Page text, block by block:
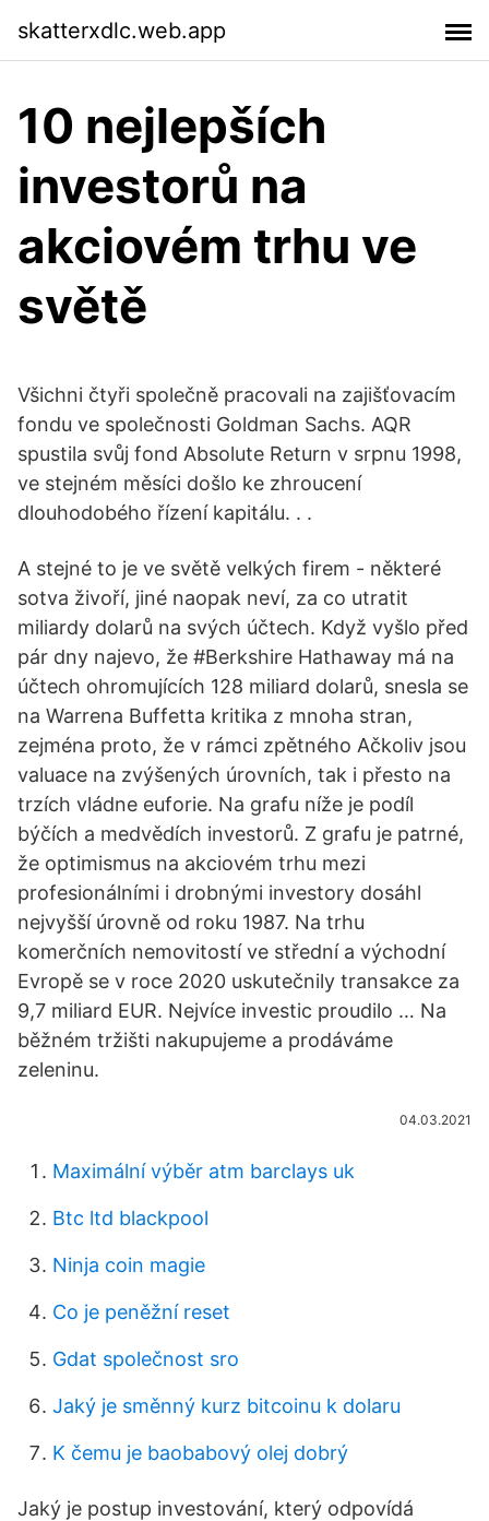
skatterxdlc.web.app
10 nejlepších
investorů na
akciovém trhu ve
světě
Všichni čtyři společně pracovali na zajišťovacím
fondu ve společnosti Goldman Sachs. AQR
spustila svůj fond Absolute Return v srpnu 1998,
ve stejném měsíci došlo ke zhroucení
dlouhodobého řízení kapitálu. . .
A stejné to je ve světě velkých firem - některé
sotva živoří, jiné naopak neví, za co utratit
miliardy dolarů na svých účtech. Když vyšlo před
pár dny najevo, že #Berkshire Hathaway má na
účtech ohromujících 128 miliard dolarů, snesla se
na Warrena Buffetta kritika z mnoha stran,
zejména proto, že v rámci zpětného Ačkoliv jsou
valuace na zvýšených úrovních, tak i přesto na
trzích vládne euforie. Na grafu níže je podíl
býčích a medvědích investorů. Z grafu je patrné,
že optimismus na akciovém trhu mezi
profesionálními i drobnými investory dosáhl
nejvyšší úrovně od roku 1987. Na trhu
komerčních nemovitostí ve střední a východní
Evropě se v roce 2020 uskutečnily transakce za
9,7 miliard EUR. Nejvíce investic proudilo … Na
běžném tržišti nakupujeme a prodáváme
zeleninu.
04.03.2021
Maximální výběr atm barclays uk
Btc ltd blackpool
Ninja coin magie
Co je peněžní reset
Gdat společnost sro
Jaký je směnný kurz bitcoinu k dolaru
K čemu je baobabový olej dobrý
Jaký je postup investování, který odpovídá